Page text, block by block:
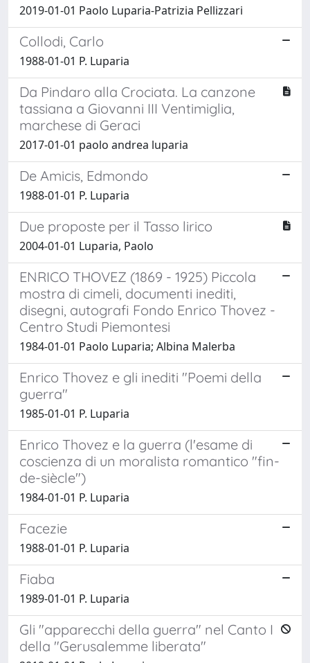
2019-01-01 Paolo Luparia-Patrizia Pellizzari
Collodi, Carlo
1988-01-01 P. Luparia
Da Pindaro alla Crociata. La canzone
tassiana a Giovanni III Ventimiglia,
marchese di Geraci
2017-01-01 paolo andrea luparia
De Amicis, Edmondo
1988-01-01 P. Luparia
Due proposte per il Tasso lirico
2004-01-01 Luparia, Paolo
ENRICO THOVEZ (1869 - 1925) Piccola
mostra di cimeli, documenti inediti,
disegni, autografi Fondo Enrico Thovez -
Centro Studi Piemontesi
1984-01-01 Paolo Luparia; Albina Malerba
Enrico Thovez e gli inediti "Poemi della
guerra"
1985-01-01 P. Luparia
Enrico Thovez e la guerra (l'esame di
coscienza di un moralista romantico "fin-
de-siècle")
1984-01-01 P. Luparia
Facezie
1988-01-01 P. Luparia
Fiaba
1989-01-01 P. Luparia
Gli "apparecchi della guerra" nel Canto I
della "Gerusalemme liberata"